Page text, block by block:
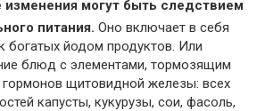
могут быть следствием
питания. Оно включает в себя
богатых йодом продуктов. Или
блюд с элементами, тормозящим
щитовидной железы: всех
капусты, кукурузы, сои, фасоль,